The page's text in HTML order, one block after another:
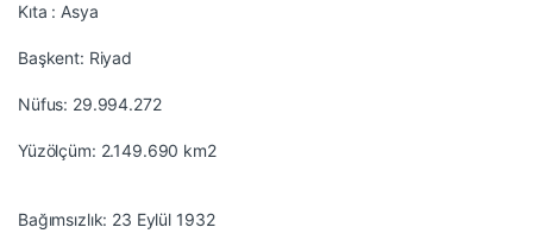
Kıta : Asya
Başkent: Riyad
Nüfus: 29.994.272
Yüzölçüm: 2.149.690 km2
Bağımsızlık: 23 Eylül 1932